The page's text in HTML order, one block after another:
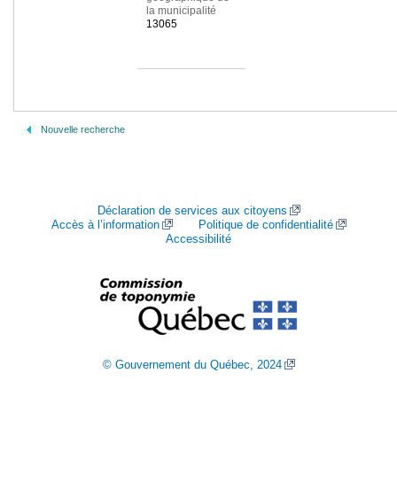
la municipalité
13065
Nouvelle recherche
Déclaration de services aux citoyens
Accès à l’information
Politique de confidentialité
Accessibilité
© Gouvernement du Québec, 2024